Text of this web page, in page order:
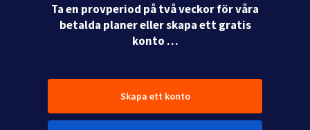
Ta en provperiod på två veckor för våra
betalda planer eller skapa ett gratis
konto …
Skapa ett konto